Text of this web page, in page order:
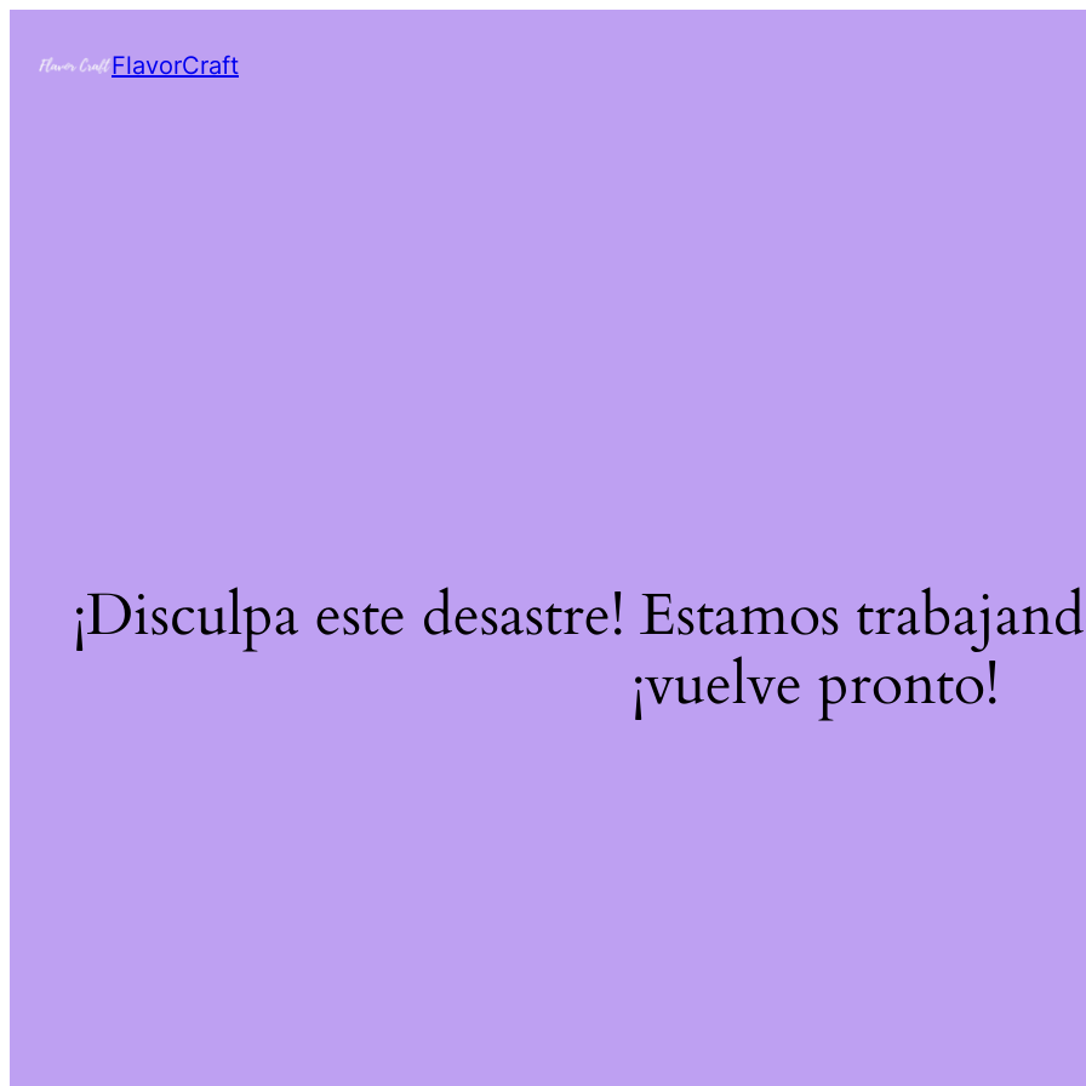
FlavorCraft
¡Disculpa este desastre! Estamos
¡vuelve pronto!